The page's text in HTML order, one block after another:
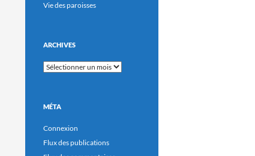
Vie des paroisses
ARCHIVES
Archives
MÉTA
Connexion
Flux des publications